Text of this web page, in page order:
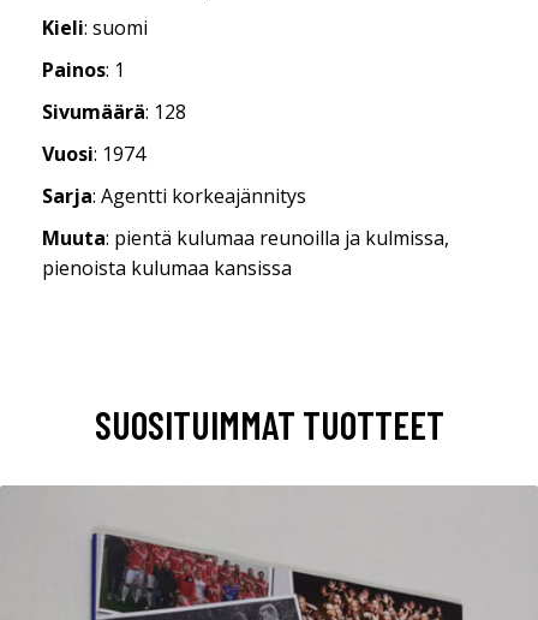
Kieli: suomi
Painos: 1
Sivumäärä: 128
Vuosi: 1974
Sarja: Agentti korkeajännitys
Muuta: pientä kulumaa reunoilla ja kulmissa,
pienoista kulumaa kansissa
SUOSITUIMMAT TUOTTEET